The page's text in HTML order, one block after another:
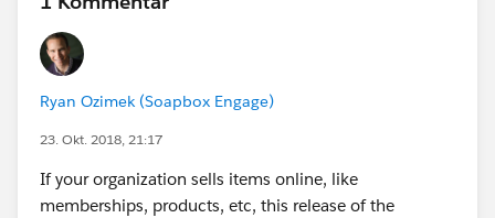
Ryan Ozimek (Soapbox Engage)
23. Okt. 2018, 21:17
If your organization sells items online, like
memberships, products, etc, this release of the